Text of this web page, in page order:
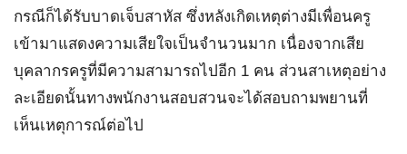
กรณีก็ได้รับบาดเจ็บสาหัส ซึ่งหลังเกิดเหตุต่างมีเพื่อนครู
เข้ามาแสดงความเสียใจเป็นจำนวนมาก เนื่องจากเสีย
บุคลากรครูที่มีความสามารถไปอีก 1 คน ส่วนสาเหตุอย่าง
ละเอียดนั้นทางพนักงานสอบสวนจะได้สอบถามพยานที่
เห็นเหตุการณ์ต่อไป